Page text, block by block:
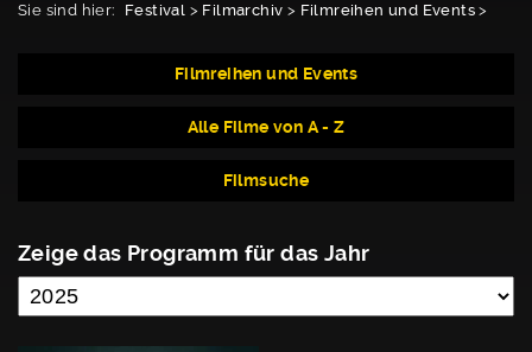
Sie sind hier: Festival > Filmarchiv > Filmreihen und Events >
Filmreihen und Events
Alle Filme von A - Z
Filmsuche
Zeige das Programm für das Jahr